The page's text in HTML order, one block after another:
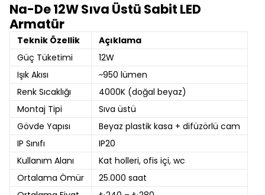
Na-De 12W Sıva Üstü Sabit LED
Armatür
Teknik Özellik
Açıklama
Güç Tüketimi
12W
Işık Akısı
~950 lümen
Renk Sıcaklığı
4000K (doğal beyaz)
Montaj Tipi
Sıva üstü
Gövde Yapısı
Beyaz plastik kasa + difüzörlü cam
IP Sınıfı
IP20
Kullanım Alanı
Kat holleri, ofis içi, wc
Ortalama Ömür
25.000 saat